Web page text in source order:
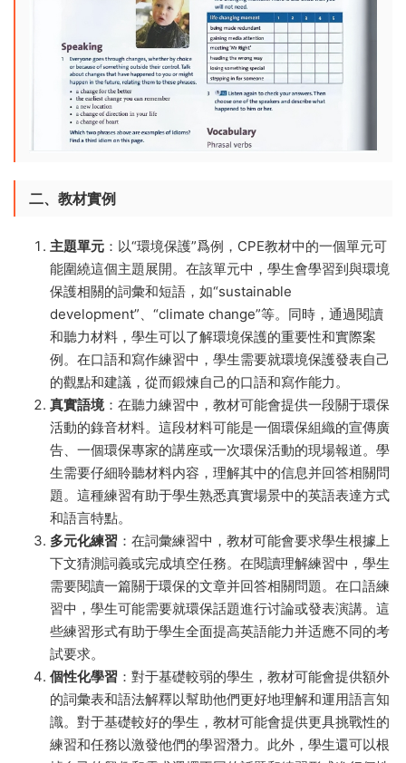
二、教材實例
主題單元 ：以“環境保護”爲例，CPE教材中的一個單元可
能圍繞這個主題展開。在該單元中，學生會學習到與環境
保護相關的詞彙和短語，如“sustainable
development”、“climate change”等。同時，通過閱讀
和聽力材料，學生可以了解環境保護的重要性和實際案
例。在口語和寫作練習中，學生需要就環境保護發表自己
的觀點和建議，從而鍛煉自己的口語和寫作能力。
真實語境：在聽力練習中，教材可能會提供一段關于環保
活動的錄音材料。這段材料可能是一個環保組織的宣傳廣
告、一個環保專家的講座或一次環保活動的現場報道。學
生需要仔細聆聽材料内容，理解其中的信息并回答相關問
題。這種練習有助于學生熟悉真實場景中的英語表達方式
和語言特點。
多元化練習 ：在詞彙練習中，教材可能會要求學生根據上
下文猜測詞義或完成填空任務。在閱讀理解練習中，學生
需要閱讀一篇關于環保的文章并回答相關問題。在口語練
習中，學生可能需要就環保話題進行讨論或發表演講。這
些練習形式有助于學生全面提高英語能力并适應不同的考
試要求。
個性化學習 ：對于基礎較弱的學生，教材可能會提供額外
的詞彙表和語法解釋以幫助他們更好地理解和運用語言知
識。對于基礎較好的學生，教材可能會提供更具挑戰性的
練習和任務以激發他們的學習潛力。此外，學生還可以根